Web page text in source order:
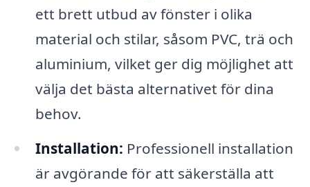
ett brett utbud av fönster i olika
material och stilar, såsom PVC, trä och
aluminium, vilket ger dig möjlighet att
välja det bästa alternativet för dina
behov.
Installation: Professionell installation
är avgörande för att säkerställa att